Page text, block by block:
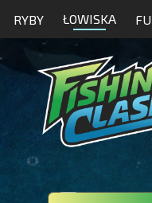
RYBY ŁOWISKA